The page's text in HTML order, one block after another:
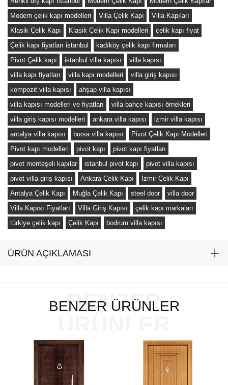
Modern çelik kapı modelleri
Villa Çelik Kapı
Villa Kapıları
Klasik Çelik Kapı
Klasik Çelik Kapı modelleri
çelik kapı fiyat
Çelik kapı fiyatları istanbul
kadıköy çelik kapı firmaları
Pivot Çelik kapı
istanbul villa kapısı
villa kapısı
villa kapı fiyatları
villa kapı modelleri
villa giriş kapısı
kompozit villa kapısı
ahşap villa kapısı
villa kapısı modelleri ve fiyatları
villa bahçe kapısı örnekleri
villa giriş kapısı modelleri
ankara villa kapısı
izmir villa kapısı
antalya villa kapısı
bursa villa kapısı
Pivot Çelik Kapı Modelleri
Pivot kapı modelleri
pivot kapı
pivot kapı fiyatları
pivot menteşeli kapılar
istanbul pivot kapı
pivot villa kapısı
pivot villa giriş kapısı
Ankara Çelik Kapı
İzmir Çelik Kapı
Antalya Çelik Kapı
Muğla Çelik Kapı steel door
villa door
Villa Kapısı Fiyatları
Villa Giriş Kapısı
çelik kapı markaları
türkiye çelik kapı
Çelik Kapı bodrum villa kapısı
ÜRÜN AÇIKLAMASI
BENZER ÜRÜNLER
BENZER